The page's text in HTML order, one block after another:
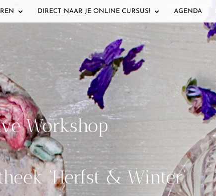
DIRECT NAAR JE ONLINE CURSUS! AGENDA
Workshop
‘Herfst & Winter’